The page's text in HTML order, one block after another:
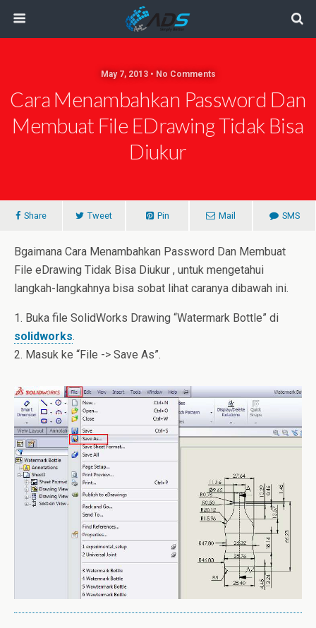
May 7, 2013 • No Comments
Cara Menambahkan Password Dan
Membuat File EDrawing Tidak Bisa
Diukur
Share Tweet Pin Mail SMS
Bgaimana Cara Menambahkan Password Dan Membuat
File eDrawing Tidak Bisa Diukur , untuk mengetahui
langkah-langkahnya bisa sobat lihat caranya dibawah ini.
1. Buka file SolidWorks Drawing “Watermark Bottle” di
solidworks.
2. Masuk ke “File -> Save As”.